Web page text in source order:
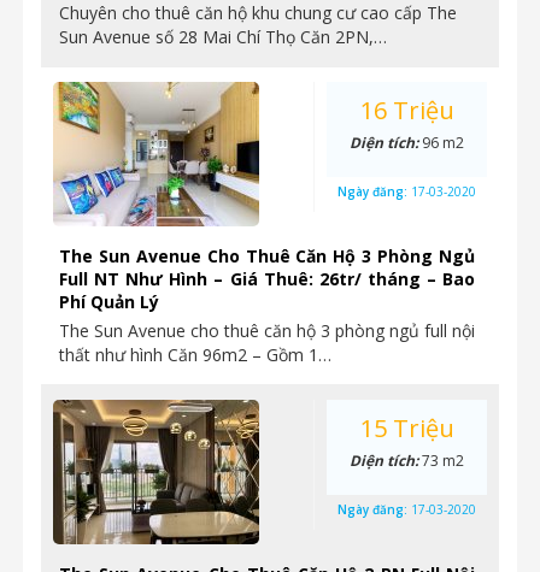
Chuyên cho thuê căn hộ khu chung cư cao cấp The
Sun Avenue số 28 Mai Chí Thọ Căn 2PN,…
The Sun Avenue Cho Thuê Căn Hộ 3 Phòng Ngủ
Full NT Như Hình – Giá Thuê: 26tr/ tháng – Bao
Phí Quản Lý
The Sun Avenue cho thuê căn hộ 3 phòng ngủ full nội
thất như hình Căn 96m2 – Gồm 1…
16 Triệu
Diện tích:96 m2
Ngày đăng: 17-03-2020
15 Triệu
Diện tích:73 m2
Ngày đăng: 17-03-2020